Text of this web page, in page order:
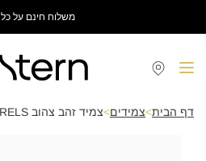
משלוח חינם על כל
דף הבית>צמידים>צמיד זהב צהוב COVERED WITH LAURELS